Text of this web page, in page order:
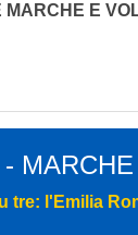
E
tre: l'Emilia